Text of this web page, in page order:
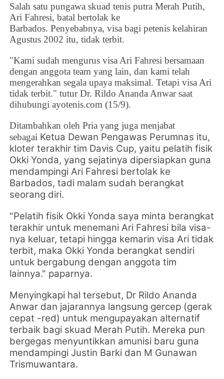
Salah satu pungawa skuad tenis putra Merah Putih,
Ari Fahresi, batal bertolak ke
Barbados.Penyebabnya, visa bagi petenis kelahiran
Agustus 2002 itu, tidak terbit.
"Kami sudah mengurus visa Ari Fahresi bersamaan
dengan anggota team yang lain, dan kami telah
mengerahkan segala upaya maksimal. Tetapi visa Ari
tidak terbit." tutur Dr. Rildo Ananda Anwar saat
dihubungi ayotenis.com (15/9).
Ditambahkan oleh Pria yang juga menjabat
sebagai Ketua Dewan Pengawas Perumnas itu,
kloter terakhir tim Davis Cup, yaitu pelatih fisik
Okki Yonda, yang sejatinya dipersiapkan guna
mendampingi Ari Fahresi bertolak ke
Barbados, tadi malam sudah berangkat
seorang diri.
"Pelatih fisik Okki Yonda saya minta berangkat
terakhir untuk menemani Ari Fahresi bila visa-
nya keluar, tetapi hingga kemarin visa Ari tidak
terbit, maka Okki Yonda berangkat sendiri
untuk bergabung dengan anggota tim
lainnya." paparnya.
Menyingkapi hal tersebut, Dr Rildo Ananda
Anwar dan jajarannya langsung gercep (gerak
cepat -red) untuk mengupayakan alternatif
terbaik bagi skuad Merah Putih. Mereka pun
bergegas menyuntikkan amunisi baru guna
mendampingi Justin Barki dan M Gunawan
Trismuwantara.